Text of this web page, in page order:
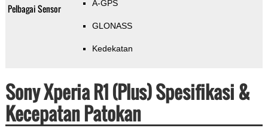
Pelbagai Sensor A-GPS
GLONASS
Kedekatan
Sony Xperia R1 (Plus) Spesifikasi &
Kecepatan Patokan